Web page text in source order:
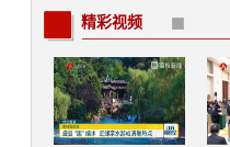
精彩视频